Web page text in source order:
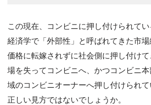
この現在、コンビニに押し付けられてい
経済学で「外部性」と呼ばれてきた市
価格に転嫁されずに社会側に押し付け
場を失ってコンビニへ、かつコンビニ
域のコンビニオーナーへ押し付けられ
正しい見方ではないでしょうか。